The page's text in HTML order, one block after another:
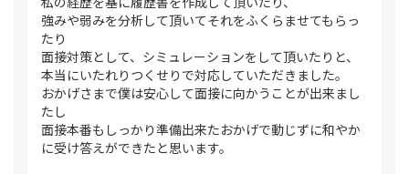
強みや弱みを分析して頂いてそれをふくらませてもらっ
たり
面接対策として、シミュレーションをして頂いたりと、
本当にいたれりつくせりで対応していただきました。
おかげさまで僕は安心して面接に向かうことが出来まし
たし
面接本番もしっかり準備出来たおかげで動じずに和やか
に受け答えができたと思います。